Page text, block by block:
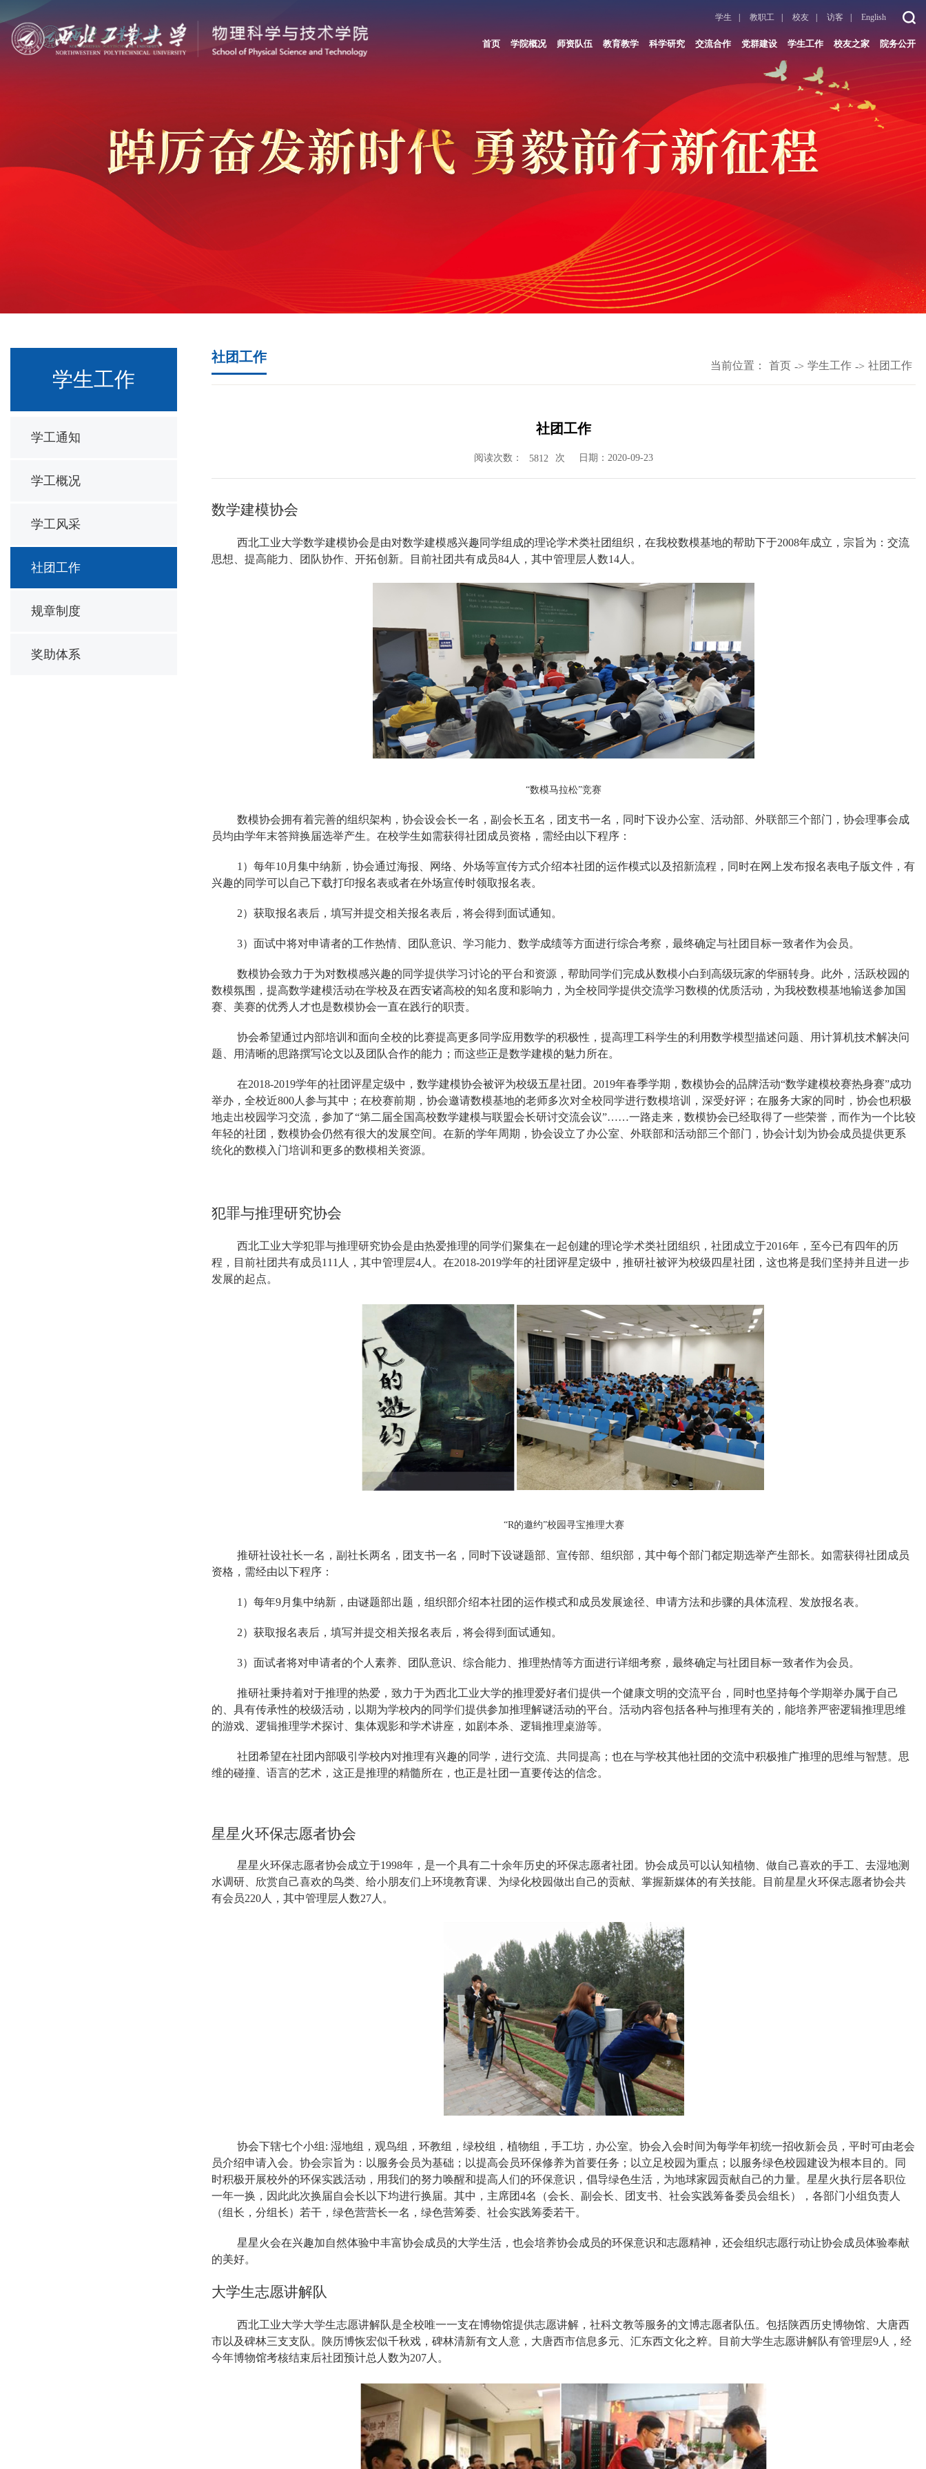
学生 教职工 校友 访客 English
首页 学院概况 师资队伍 教育教学 科学研究 交流合作 党群建设 学生工作 校友之家 院务公开
学生工作
学工通知
学工概况
学工风采
社团工作
规章制度
奖助体系
社团工作
当前位置： 首页 -> 学生工作 -> 社团工作
社团工作
阅读次数： 5812 次 日期：2020-09-23
数学建模协会
西北工业大学数学建模协会是由对数学建模感兴趣同学组成的理论学术类社团组织，在我校数模基地的帮助下于2008年成立，宗旨为：交流
思想、提高能力、团队协作、开拓创新。目前社团共有成员84人，其中管理层人数14人。
“数模马拉松”竞赛
数模协会拥有着完善的组织架构，协会设会长一名，副会长五名，团支书一名，同时下设办公室、活动部、外联部三个部门，协会理事会成
员均由学年末答辩换届选举产生。在校学生如需获得社团成员资格，需经由以下程序：
1）每年10月集中纳新，协会通过海报、网络、外场等宣传方式介绍本社团的运作模式以及招新流程，同时在网上发布报名表电子版文件，有
兴趣的同学可以自己下载打印报名表或者在外场宣传时领取报名表。
2）获取报名表后，填写并提交相关报名表后，将会得到面试通知。
3）面试中将对申请者的工作热情、团队意识、学习能力、数学成绩等方面进行综合考察，最终确定与社团目标一致者作为会员。
数模协会致力于为对数模感兴趣的同学提供学习讨论的平台和资源，帮助同学们完成从数模小白到高级玩家的华丽转身。此外，活跃校园的
数模氛围，提高数学建模活动在学校及在西安诸高校的知名度和影响力，为全校同学提供交流学习数模的优质活动，为我校数模基地输送参加国
赛、美赛的优秀人才也是数模协会一直在践行的职责。
协会希望通过内部培训和面向全校的比赛提高更多同学应用数学的积极性，提高理工科学生的利用数学模型描述问题、用计算机技术解决问
题、用清晰的思路撰写论文以及团队合作的能力；而这些正是数学建模的魅力所在。
在2018-2019学年的社团评星定级中，数学建模协会被评为校级五星社团。2019年春季学期，数模协会的品牌活动“数学建模校赛热身赛”成功
举办，全校近800人参与其中；在校赛前期，协会邀请数模基地的老师多次对全校同学进行数模培训，深受好评；在服务大家的同时，协会也积极
地走出校园学习交流，参加了“第二届全国高校数学建模与联盟会长研讨交流会议”……一路走来，数模协会已经取得了一些荣誉，而作为一个比较
年轻的社团，数模协会仍然有很大的发展空间。在新的学年周期，协会设立了办公室、外联部和活动部三个部门，协会计划为协会成员提供更系
统化的数模入门培训和更多的数模相关资源。
犯罪与推理研究协会
西北工业大学犯罪与推理研究协会是由热爱推理的同学们聚集在一起创建的理论学术类社团组织，社团成立于2016年，至今已有四年的历
程，目前社团共有成员111人，其中管理层4人。在2018-2019学年的社团评星定级中，推研社被评为校级四星社团，这也将是我们坚持并且进一步
发展的起点。
“R的邀约”校园寻宝推理大赛
推研社设社长一名，副社长两名，团支书一名，同时下设谜题部、宣传部、组织部，其中每个部门都定期选举产生部长。如需获得社团成员
资格，需经由以下程序：
1）每年9月集中纳新，由谜题部出题，组织部介绍本社团的运作模式和成员发展途径、申请方法和步骤的具体流程、发放报名表。
2）获取报名表后，填写并提交相关报名表后，将会得到面试通知。
3）面试者将对申请者的个人素养、团队意识、综合能力、推理热情等方面进行详细考察，最终确定与社团目标一致者作为会员。
推研社秉持着对于推理的热爱，致力于为西北工业大学的推理爱好者们提供一个健康文明的交流平台，同时也坚持每个学期举办属于自己
的、具有传承性的校级活动，以期为学校内的同学们提供参加推理解谜活动的平台。活动内容包括各种与推理有关的，能培养严密逻辑推理思维
的游戏、逻辑推理学术探讨、集体观影和学术讲座，如剧本杀、逻辑推理桌游等。
社团希望在社团内部吸引学校内对推理有兴趣的同学，进行交流、共同提高；也在与学校其他社团的交流中积极推广推理的思维与智慧。思
维的碰撞、语言的艺术，这正是推理的精髓所在，也正是社团一直要传达的信念。
星星火环保志愿者协会
星星火环保志愿者协会成立于1998年，是一个具有二十余年历史的环保志愿者社团。协会成员可以认知植物、做自己喜欢的手工、去湿地测
水调研、欣赏自己喜欢的鸟类、给小朋友们上环境教育课、为绿化校园做出自己的贡献、掌握新媒体的有关技能。目前星星火环保志愿者协会共
有会员220人，其中管理层人数27人。
协会下辖七个小组: 湿地组，观鸟组，环教组，绿校组，植物组，手工坊，办公室。协会入会时间为每学年初统一招收新会员，平时可由老会
员介绍申请入会。协会宗旨为：以服务会员为基础；以提高会员环保修养为首要任务；以立足校园为重点；以服务绿色校园建设为根本目的。同
时积极开展校外的环保实践活动，用我们的努力唤醒和提高人们的环保意识，倡导绿色生活，为地球家园贡献自己的力量。星星火执行层各职位
一年一换，因此此次换届自会长以下均进行换届。其中，主席团4名（会长、副会长、团支书、社会实践筹备委员会组长），各部门小组负责人
（组长，分组长）若干，绿色营营长一名，绿色营筹委、社会实践筹委若干。
星星火会在兴趣加自然体验中丰富协会成员的大学生活，也会培养协会成员的环保意识和志愿精神，还会组织志愿行动让协会成员体验奉献
的美好。
大学生志愿讲解队
西北工业大学大学生志愿讲解队是全校唯一一支在博物馆提供志愿讲解，社科文教等服务的文博志愿者队伍。包括陕西历史博物馆、大唐西
市以及碑林三支支队。陕历博恢宏似千秋戏，碑林清新有文人意，大唐西市信息多元、汇东西文化之粹。目前大学生志愿讲解队有管理层9人，经
今年博物馆考核结束后社团预计总人数为207人。